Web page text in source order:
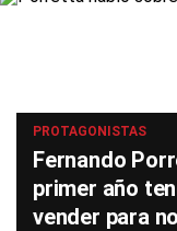
PROTAGONISTAS
Fernando
primer año
vender para